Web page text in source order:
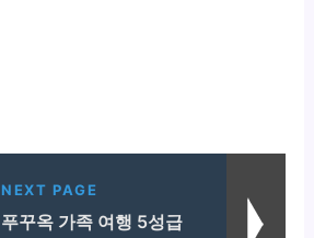
NEXT PAGE
푸꾸옥 가족 여행 5성급